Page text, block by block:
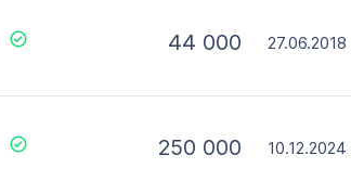
44 000 27.06.2018
250 000 10.12.2024